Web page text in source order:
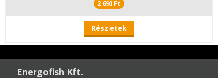
2 690 Ft
Részletek
Energofish Kft.